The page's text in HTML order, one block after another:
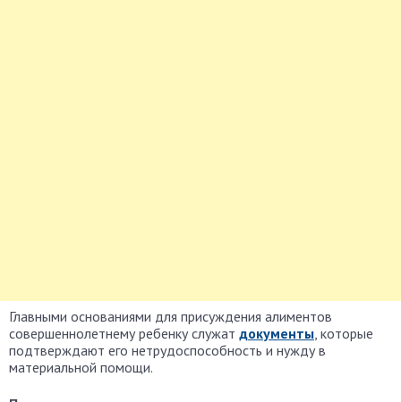
Главными основаниями для присуждения алиментов
совершеннолетнему ребенку служат документы, которые
подтверждают его нетрудоспособность и нужду в
материальной помощи.